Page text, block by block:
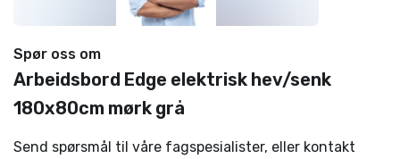
Spør oss om
Arbeidsbord Edge elektrisk hev/senk
180x80cm mørk grå
Send spørsmål til våre fagspesialister, eller kontakt